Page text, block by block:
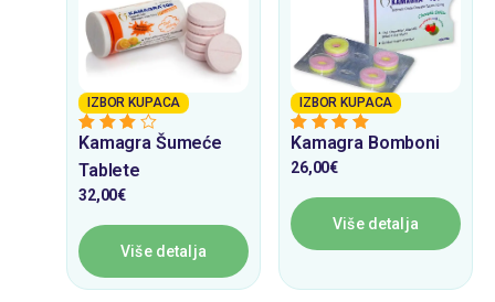
IZBOR KUPACA
3from 5
Kamagra Šumeće
Tablete
32,00€
Više detalja
IZBOR KUPACA
5from 5
Kamagra Bomboni
26,00€
Više detalja